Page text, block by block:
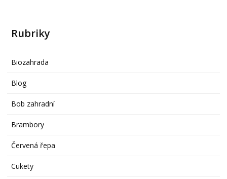
Rubriky
Biozahrada
Blog
Bob zahradní
Brambory
Červená řepa
Cukety